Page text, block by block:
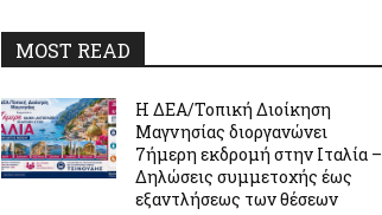
MOST READ
Η ΔΕΑ/Τοπική Διοίκηση
Μαγνησίας διοργανώνει
7ήμερη εκδρομή στην Ιταλία –
Δηλώσεις συμμετοχής έως
εξαντλήσεως των θέσεων